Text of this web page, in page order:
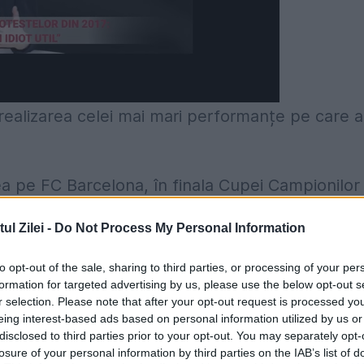
Zilei - Do Not Process My Personal Information
opt-out of the sale, sharing to third parties, or processing of your
for targeted advertising by us, please use the below opt-out
selection. Please note that after your opt-out request is processed
interest-based ads based on personal information utilized by us
to third parties prior to your opt-out. You may separately
of your personal information by third parties on the IAB’s list of
celei mai mari performanțe pe care a
pe FC Barcelona, în finala Cupei Campionilor
din Sevilla, scor 2-0, după executarea
fi egalată de niciun club din România, chiar
CCE (scor 0-4, cu AC Milan).
a eroilor de la Sevilla vor aniversa
Helmuth Duckadam, Adrian